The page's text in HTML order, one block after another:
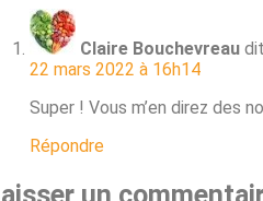
Claire Bouchevreau
22 mars 2022 à 16h14
Super ! Vous m’en direz des
Répondre